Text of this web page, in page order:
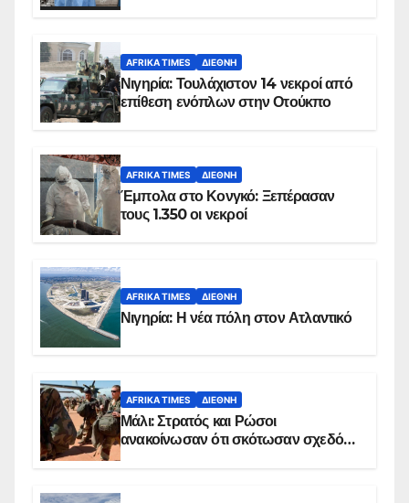
AFRIKA TIMES ΔΙΕΘΝΉ
Νιγηρία: Τουλάχιστον 14 νεκροί από
επίθεση ενόπλων στην Οτούκπο
AFRIKA TIMES ΔΙΕΘΝΉ
Έμπολα στο Κονγκό: Ξεπέρασαν
τους 1.350 οι νεκροί
AFRIKA TIMES ΔΙΕΘΝΉ
Νιγηρία: Η νέα πόλη στον Ατλαντικό
AFRIKA TIMES ΔΙΕΘΝΉ
Μάλι: Στρατός και Ρώσοι
ανακοίνωσαν ότι σκότωσαν σχεδόν